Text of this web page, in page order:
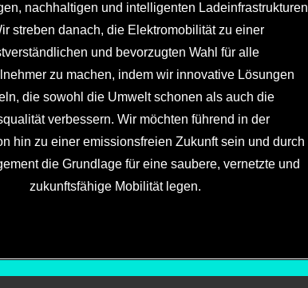
nachhaltigen und intelligenten Ladeinfrastrukturen
streben danach, die Elektromobilität zu einer
und bevorzugten Wahl für alle
zu machen, indem wir innovative Lösungen
die sowohl die Umwelt schonen als auch die
verbessern. Wir möchten führend in der
hin zu einer emissionsfreien Zukunft sein und durch
die Grundlage für eine saubere, vernetzte und
zukunftsfähige Mobilität legen.